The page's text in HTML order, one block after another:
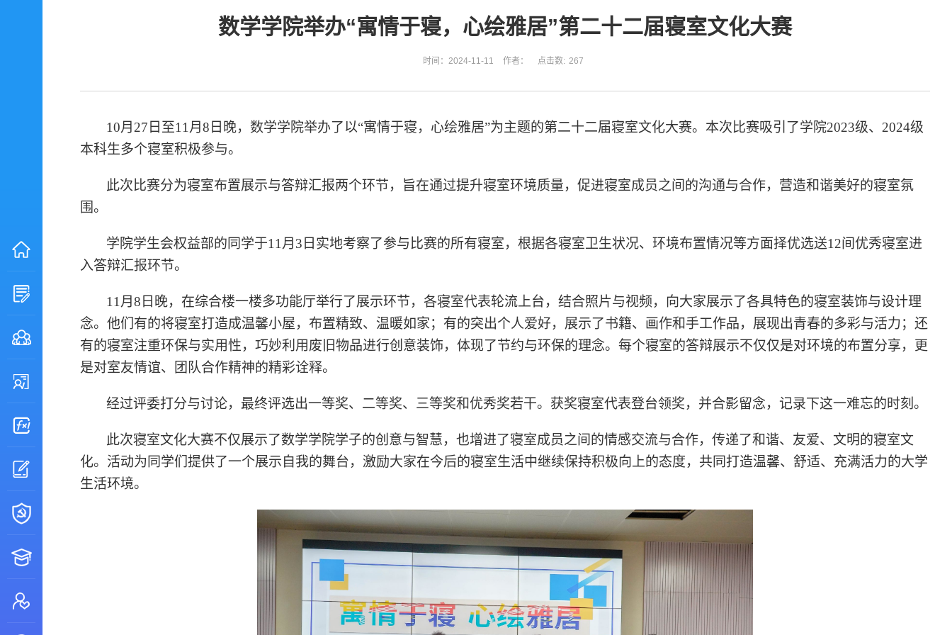
数学学院举办“寓情于寝，心绘雅居”第二十二届寝室文化大赛
时间：2024-11-11 作者： 点击数: 267
10月27日至11月8日晚，数学学院举办了以“寓情于寝，心绘雅居”为主题的第二十二届寝室文化大赛。本次比赛吸引了学院2023级、2024级
本科生多个寝室积极参与。
此次比赛分为寝室布置展示与答辩汇报两个环节，旨在通过提升寝室环境质量，促进寝室成员之间的沟通与合作，营造和谐美好的寝室氛
围。
学院学生会权益部的同学于11月3日实地考察了参与比赛的所有寝室，根据各寝室卫生状况、环境布置情况等方面择优选送12间优秀寝室进
入答辩汇报环节。
11月8日晚，在综合楼一楼多功能厅举行了展示环节，各寝室代表轮流上台，结合照片与视频，向大家展示了各具特色的寝室装饰与设计理
念。他们有的将寝室打造成温馨小屋，布置精致、温暖如家；有的突出个人爱好，展示了书籍、画作和手工作品，展现出青春的多彩与活力；还
有的寝室注重环保与实用性，巧妙利用废旧物品进行创意装饰，体现了节约与环保的理念。每个寝室的答辩展示不仅仅是对环境的布置分享，更
是对室友情谊、团队合作精神的精彩诠释。
经过评委打分与讨论，最终评选出一等奖、二等奖、三等奖和优秀奖若干。获奖寝室代表登台领奖，并合影留念，记录下这一难忘的时刻。
此次寝室文化大赛不仅展示了数学学院学子的创意与智慧，也增进了寝室成员之间的情感交流与合作，传递了和谐、友爱、文明的寝室文
化。活动为同学们提供了一个展示自我的舞台，激励大家在今后的寝室生活中继续保持积极向上的态度，共同打造温馨、舒适、充满活力的大学
生活环境。